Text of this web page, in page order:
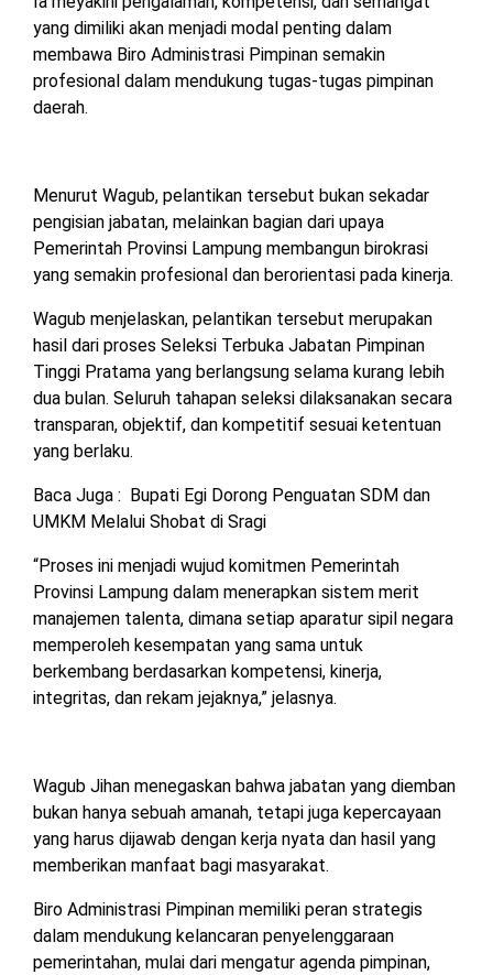
DPRD
TULANG
BAWANG
BARAT
INFO
PERIKLANAN
KEBIJAKAN
PRIVASI
SOSIAL
MEDIA
PEDOMAN
MEDIA
SIBER
REDAKSI
TENTANG
KAMI
yang dimiliki akan menjadi modal penting dalam
membawa Biro Administrasi Pimpinan semakin
profesional dalam mendukung tugas-tugas pimpinan
daerah.
Menurut Wagub, pelantikan tersebut bukan sekadar
pengisian jabatan, melainkan bagian dari upaya
Pemerintah Provinsi Lampung membangun birokrasi
yang semakin profesional dan berorientasi pada kinerja.
Wagub menjelaskan, pelantikan tersebut merupakan
hasil dari proses Seleksi Terbuka Jabatan Pimpinan
Tinggi Pratama yang berlangsung selama kurang lebih
dua bulan. Seluruh tahapan seleksi dilaksanakan secara
transparan, objektif, dan kompetitif sesuai ketentuan
yang berlaku.
Baca Juga : Bupati Egi Dorong Penguatan SDM dan
UMKM Melalui Shobat di Sragi
“Proses ini menjadi wujud komitmen Pemerintah
Provinsi Lampung dalam menerapkan sistem merit
manajemen talenta, dimana setiap aparatur sipil negara
memperoleh kesempatan yang sama untuk
berkembang berdasarkan kompetensi, kinerja,
integritas, dan rekam jejaknya,” jelasnya.
Wagub Jihan menegaskan bahwa jabatan yang diemban
bukan hanya sebuah amanah, tetapi juga kepercayaan
yang harus dijawab dengan kerja nyata dan hasil yang
memberikan manfaat bagi masyarakat.
Biro Administrasi Pimpinan memiliki peran strategis
dalam mendukung kelancaran penyelenggaraan
pemerintahan, mulai dari mengatur agenda pimpinan,